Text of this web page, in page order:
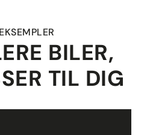
BILER,
TIL DIG